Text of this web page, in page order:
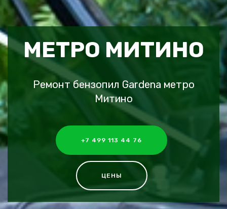
МЕТРО МИТИНО
Ремонт бензопил Gardena метро
Митино
+7 499 113 44 76
ЦЕНЫ